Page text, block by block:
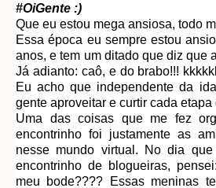
#OiGente :)
Que eu estou mega ansiosa, todo
Essa época eu sempre estou
anos, e tem um ditado que diz que
Já adianto: caô, e do brabo!!!
Eu acho que independente da
gente aproveitar e curtir cada etapa
Uma das coisas que me fez
encontrinho foi justamente as
nesse mundo virtual. No dia
encontrinho de blogueiras,
meu bode???? Essas meninas